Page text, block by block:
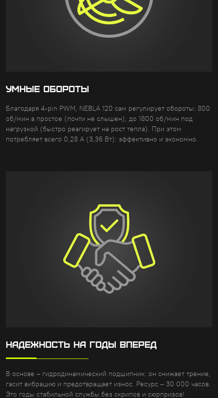
УМНЫЕ ОБОРОТЫ
Благодаря 4-pin PWM, NEBLA 120 сам регулирует обороты: 800
об/мин в простое (почти не слышен), до 1800 об/мин под
нагрузкой (быстро реагирует на рост тепла). При этом
потребляет всего 0,28 А (3,36 Вт): эффективно и экономно.
НАДЕЖНОСТЬ НА ГОДЫ ВПЕРЕД
В основе – гидродинамический подшипник: он снижает трение,
гасит вибрацию и предотвращает износ. Ресурс – 30 000 часов.
Это годы стабильной службы без скрипов и сюрпризов!